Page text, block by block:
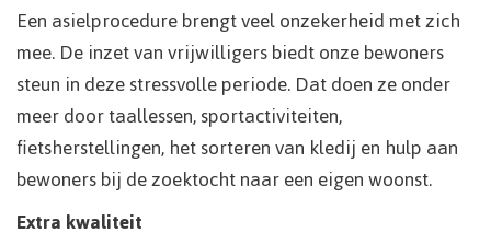
Een asielprocedure brengt veel onzekerheid met zich
mee. De inzet van vrijwilligers biedt onze bewoners
steun in deze stressvolle periode. Dat doen ze onder
meer door taallessen, sportactiviteiten,
fietsherstellingen, het sorteren van kledij en hulp aan
bewoners bij de zoektocht naar een eigen woonst.
Extra kwaliteit